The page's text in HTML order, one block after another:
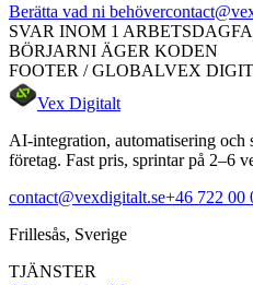
Berätta vad ni behöver
SVAR INOM 1 ARBETSDAG
BÖRJARNI ÄGER KODEN
FOOTER / GLOBALVEX
Vex Digitalt
AI-integration, automatisering och
företag. Fast pris, sprintar på 2–6
contact@vexdigitalt.se+46 722 00
Frillesås, Sverige
TJÄNSTER